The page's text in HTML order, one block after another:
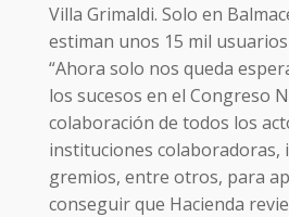
Villa Grimaldi. Solo en
estiman unos 15 mil
“Ahora solo nos queda
los sucesos en el Congreso
colaboración de todos los
instituciones colaboradoras,
gremios, entre otros, para
conseguir que Hacienda